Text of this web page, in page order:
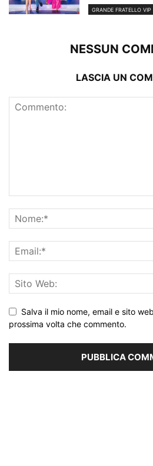
GRANDE FRATELLO VIP
NESSUN
LASCIA UN
Salva il mio nome, email e sito
prossima volta che commento.